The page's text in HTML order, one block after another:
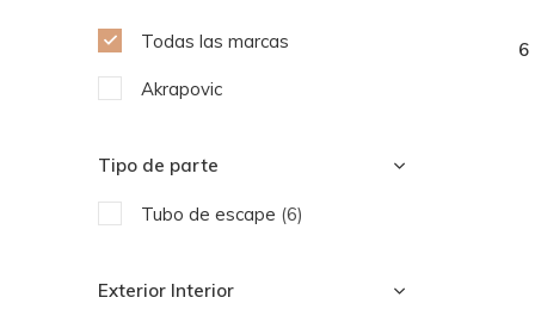
6
Todas las marcas
Akrapovic
Tipo de parte
Tubo de escape (6)
Exterior Interior